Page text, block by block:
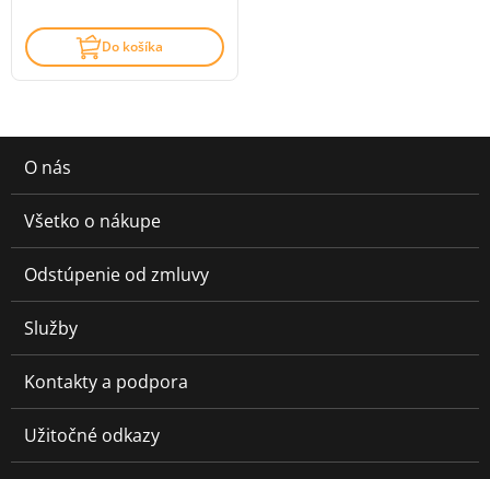
Do košíka
O nás
Všetko o nákupe
Odstúpenie od zmluvy
Služby
Kontakty a podpora
Užitočné odkazy